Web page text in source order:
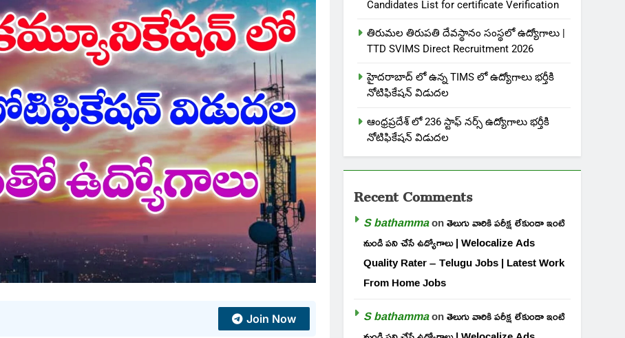
Join Now
Candidates List for certificate Verification
తిరుమల తిరుపతి దేవస్థానం సంస్థలో ఉద్యోగాలు |
TTD SVIMS Direct Recruitment 2026
హైదరాబాద్ లో ఉన్న TIMS లో ఉద్యోగాలు భర్తీకి
నోటిఫికేషన్ విడుదల
ఆంధ్రప్రదేశ్ లో 236 స్టాఫ్ నర్స్ ఉద్యోగాలు భర్తీకి
నోటిఫికేషన్ విడుదల
Recent Comments
S bathammaonతెలుగు వారికి పరీక్ష లేకుండా ఇంటి
నుండి పని చేసే ఉద్యోగాలు | Welocalize Ads
Quality Rater – Telugu Jobs | Latest Work
From Home Jobs
S bathammaonతెలుగు వారికి పరీక్ష లేకుండా ఇంటి